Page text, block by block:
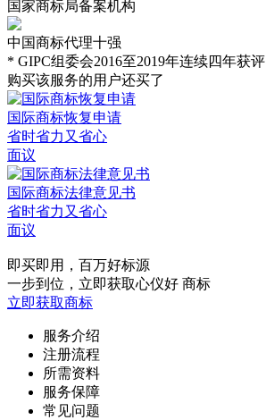
国家商标局备案机构
中国商标代理十强
* GIPC组委会2016至2019年连续四年获评
购买该服务的用户还买了
国际商标恢复申请
省时省力又省心
面议
国际商标法律意见书
省时省力又省心
面议
即买即用，百万好标源
一步到位，立即获取心仪好 商标
立即获取商标
服务介绍
注册流程
所需资料
服务保障
常见问题